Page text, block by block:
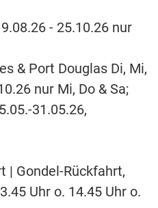
- 25.10.26 nur
& Port Douglas Di, Mi,
nur Mi, Do & Sa;
31.05.26,
| Gondel-Rückfahrt,
Uhr o. 14.45 Uhr o.